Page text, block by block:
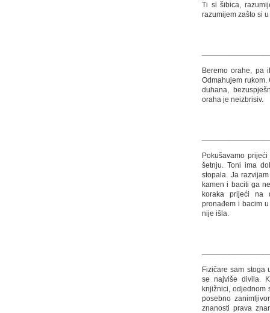
Ti si šibica,
razumijem zašto si
Beremo orahe, pa
Odmahujem
duhana,
oraha je neizbrisiv.
Pokušavamo
šetnju. Toni ima
stopala. Ja
kamen i baciti ga
koraka prijeći na
pronađem i bacim
nije išla.
Fizičare sam stoga
se najviše divila.
knjižnici, odjednom
posebno
znanosti prava